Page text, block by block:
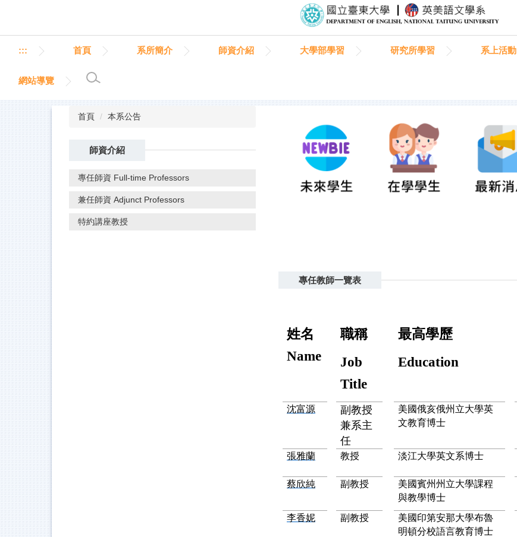
主
::: 首頁 系所簡介 師資介紹 大學部學習 研究所學習 系上活動
網站導覽
首頁 本系公告
師資介紹
專任師資 Full-time Professors
兼任師資 Adjunct Professors
特約講座教授
專任教師一覽表
姓名
Name
職稱
Job
Title
最高學歷
Education
沈富源
副教授
兼系主
任
美國俄亥俄州立大學英
文教育博士
張雅蘭 教授 淡江大學英文系博士
蔡欣純
副教授
美國賓州州立大學課程
與教學博士
李香妮
副教授
美國印第安那大學布魯
明頓分校語言教育博士